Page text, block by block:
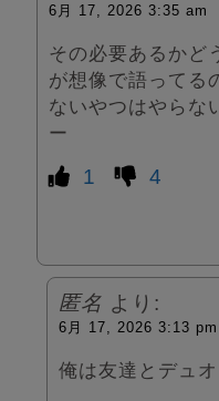
6月 17, 2026 3:35 am
その必要あるかど
が想像で語ってる
ないやつはやらな
ー
1 4
匿名 より:
6月 17, 2026 3:13 pm
俺は友達とデュ